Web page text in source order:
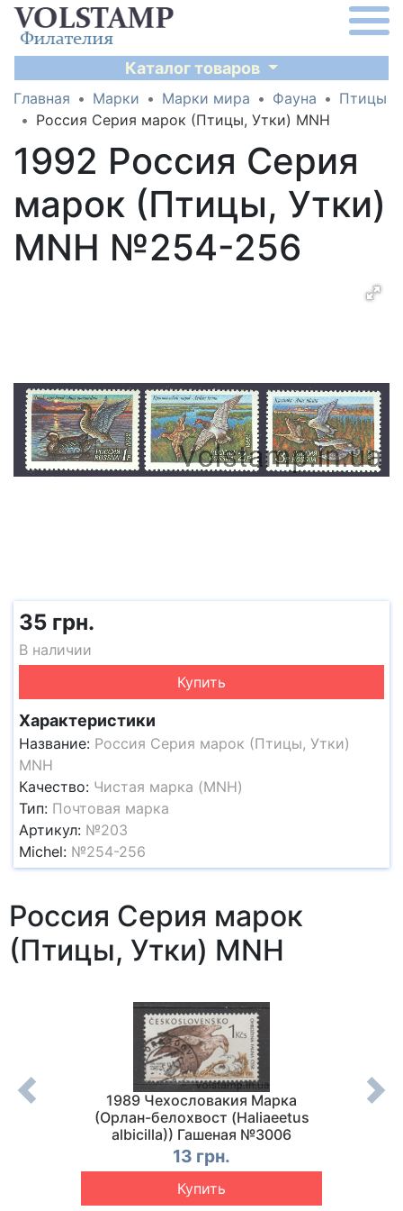
Каталог товаров
Главная Марки Марки мира Фауна
Птицы
Россия Серия марок (Птицы, Утки) MNH
1992 Россия Серия
марок (Птицы, Утки)
MNH №254-256
35 грн.
В наличии
Купить
Характеристики
Название: Россия Серия марок (Птицы, Утки)
MNH
Качество: Чистая марка (MNH)
Тип: Почтовая марка
Артикул: №203
Michel: №254-256
Россия Серия марок
(Птицы, Утки) MNH
1989 Чехословакия Марка
(Орлан-белохвост (Haliaeetus
albicilla)) Гашеная №3006
13 грн.
Купить